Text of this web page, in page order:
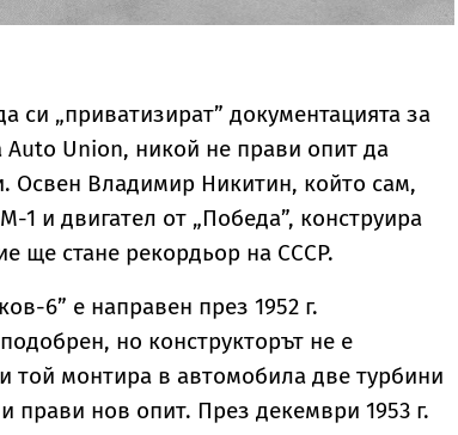
си „приватизират” документацията за
Auto Union, никой не прави опит да
Освен Владимир Никитин, който сам,
1 и двигател от „Победа”, конструира
ще стане рекордьор на СССР.
6” е направен през 1952 г.
но конструкторът не е
той монтира в автомобила две турбини
прави нов опит. През декември 1953 г.